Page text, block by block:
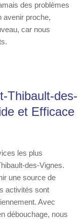
des problèmes
avenir proche,
car nous
Thibault-des-
et Efficace
les plus
des-Vignes.
une source de
activités sont
Avec
débouchage, nous